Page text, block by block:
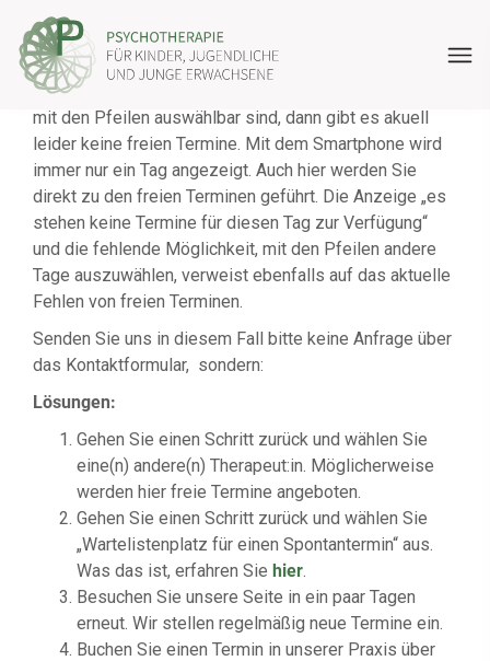
Sind freie Termine bei der ausgewählten Therapeutin /
dem ausgewählten Therapeuten vorhanden, werden
diese auch direkt angezeigt. Falls im Kalender „keine
Termine vorhanden“ steht und auch keine anderen Daten
mit den Pfeilen auswählbar sind, dann gibt es akuell
leider keine freien Termine. Mit dem Smartphone wird
immer nur ein Tag angezeigt. Auch hier werden Sie
direkt zu den freien Terminen geführt. Die Anzeige „es
stehen keine Termine für diesen Tag zur Verfügung“
und die fehlende Möglichkeit, mit den Pfeilen andere
Tage auszuwählen, verweist ebenfalls auf das aktuelle
Fehlen von freien Terminen.
Senden Sie uns in diesem Fall bitte keine Anfrage über
das Kontaktformular, sondern:
Lösungen:
Gehen Sie einen Schritt zurück und wählen Sie
eine(n) andere(n) Therapeut:in. Möglicherweise
werden hier freie Termine angeboten.
Gehen Sie einen Schritt zurück und wählen Sie
„Wartelistenplatz für einen Spontantermin“ aus.
Was das ist, erfahren Sie hier.
Besuchen Sie unsere Seite in ein paar Tagen
erneut. Wir stellen regelmäßig neue Termine ein.
Buchen Sie einen Termin in unserer Praxis über